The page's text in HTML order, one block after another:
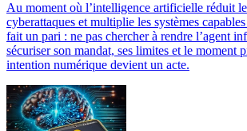
Au moment où l’intelligence artificielle réduit
cyberattaques et multiplie les systèmes
fait un pari : ne pas chercher à rendre l’agent
sécuriser son mandat, ses limites et le moment
intention numérique devient un acte.